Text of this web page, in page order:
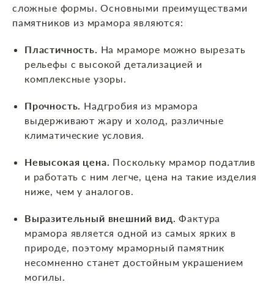
сложные формы. Основными преимуществами
памятников из мрамора являются:
Пластичность. На мраморе можно вырезать
рельефы с высокой детализацией и
комплексные узоры.
Прочность. Надгробия из мрамора
выдерживают жару и холод, различные
климатические условия.
Невысокая цена. Поскольку мрамор податлив
и работать с ним легче, цена на такие изделия
ниже, чем у аналогов.
Выразительный внешний вид. Фактура
мрамора является одной из самых ярких в
природе, поэтому мраморный памятник
несомненно станет достойным украшением
могилы.